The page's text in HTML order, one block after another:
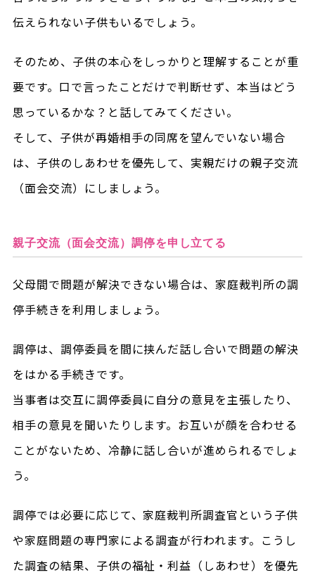
伝えられない子供もいるでしょう。
そのため、子供の本心をしっかりと理解することが重
要です。口で言ったことだけで判断せず、本当はどう
思っているかな？と話してみてください。
そして、子供が再婚相手の同席を望んでいない場合
は、子供のしあわせを優先して、実親だけの親子交流
（面会交流）にしましょう。
親子交流（面会交流）調停を申し立てる
父母間で問題が解決できない場合は、家庭裁判所の調
停手続きを利用しましょう。
調停は、調停委員を間に挟んだ話し合いで問題の解決
をはかる手続きです。
当事者は交互に調停委員に自分の意見を主張したり、
相手の意見を聞いたりします。お互いが顔を合わせる
ことがないため、冷静に話し合いが進められるでしょ
う。
調停では必要に応じて、家庭裁判所調査官という子供
や家庭問題の専門家による調査が行われます。こうし
た調査の結果、子供の福祉・利益（しあわせ）を優先